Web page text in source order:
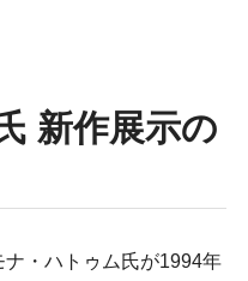
新作展示の
・ハトゥム氏が1994年